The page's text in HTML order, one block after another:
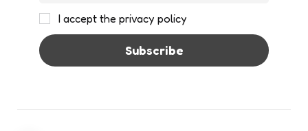
I accept the privacy policy